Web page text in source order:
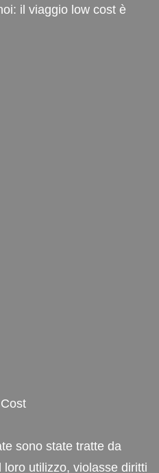
il viaggio low cost è
sono state tratte da
utilizzo, violasse diritti